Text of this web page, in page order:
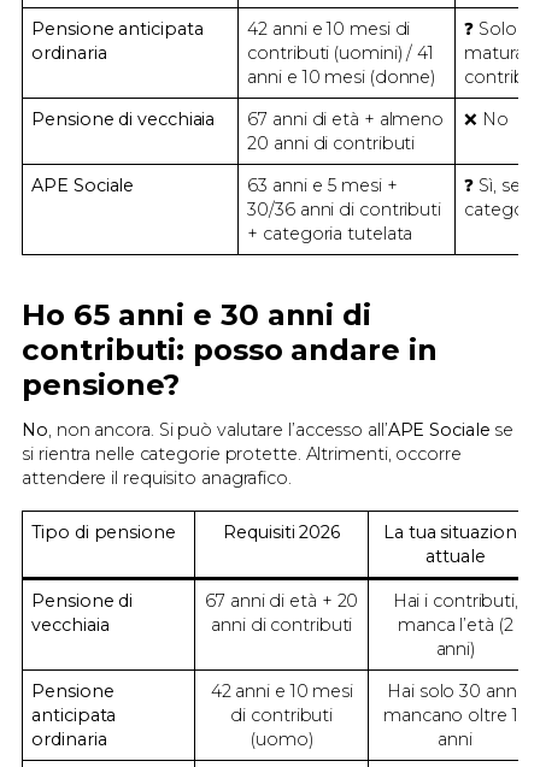
Pensione anticipata
ordinaria
42 anni e 10 mesi di
contributi (uomini) / 41
anni e 10 mesi (donne)
❓ Solo
Pensione di vecchiaia
67 anni di età + almeno
20 anni di contributi
❌ No
APE Sociale
63 anni e 5 mesi +
30/36 anni di contributi
+ categoria tutelata
❓ Sì, se
Ho 65 anni e 30 anni di
contributi: posso andare in
pensione?
No, non ancora. Si può valutare l’accesso all’APE Sociale se
si rientra nelle categorie protette. Altrimenti, occorre
attendere il requisito anagrafico.
Tipo di pensione Requisiti 2026
La tua situazione
attuale
Pensione di
vecchiaia
67 anni di età + 20
anni di contributi
Hai i contributi,
manca l’età (2
anni)
Pensione
anticipata
ordinaria
42 anni e 10 mesi
di contributi
(uomo)
Hai solo 30 anni,
mancano oltre 12
anni